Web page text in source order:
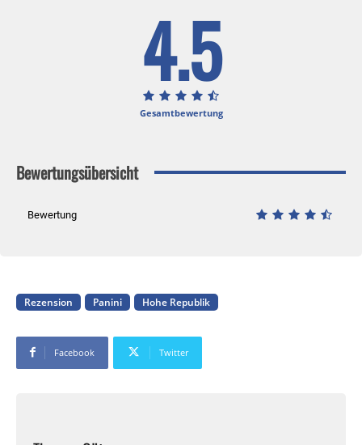
4.5
Gesamtbewertung
Bewertungsübersicht
Bewertung
Rezension Panini Hohe Republik
Facebook Twitter